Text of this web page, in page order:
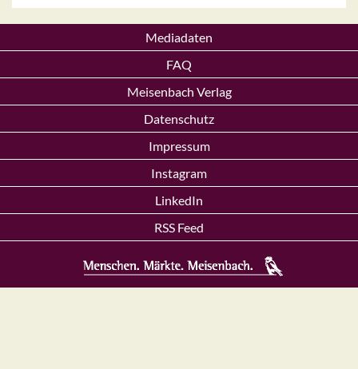
Mediadaten
FAQ
Meisenbach Verlag
Datenschutz
Impressum
Instagram
LinkedIn
RSS Feed